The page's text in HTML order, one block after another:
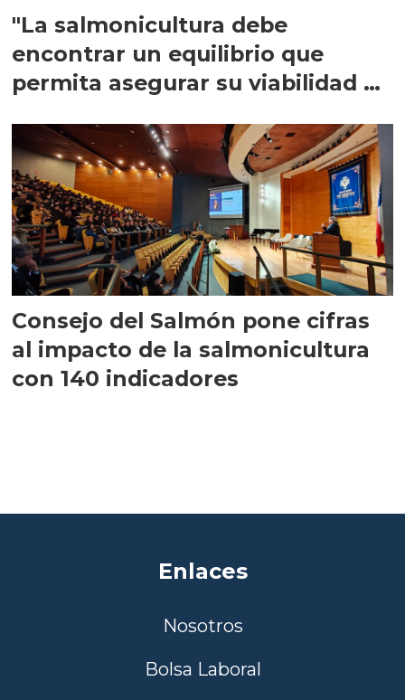
"La salmonicultura debe
encontrar un equilibrio que
permita asegurar su viabilidad de
Consejo del Salmón pone cifras
al impacto de la salmonicultura
con 140 indicadores
Enlaces
Nosotros
Bolsa Laboral